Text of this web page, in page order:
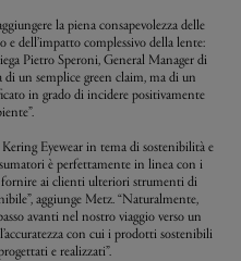
la piena consapevolezza delle
e dell’impatto complessivo della lente:
Pietro Speroni, General Manager di
un semplice green claim, ma di un
in grado di incidere positivamente
Eyewear in tema di sostenibilità e
è perfettamente in linea con i
ai clienti ulteriori strumenti di
aggiunge Metz. “Naturalmente,
avanti nel nostro viaggio verso un
con cui i prodotti sostenibili
e realizzati”.